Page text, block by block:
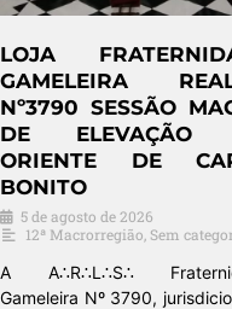
DA
CELEBRA
PAIS EM
MAGNA
PELA
2026
da Arte Real nº
à 2ª